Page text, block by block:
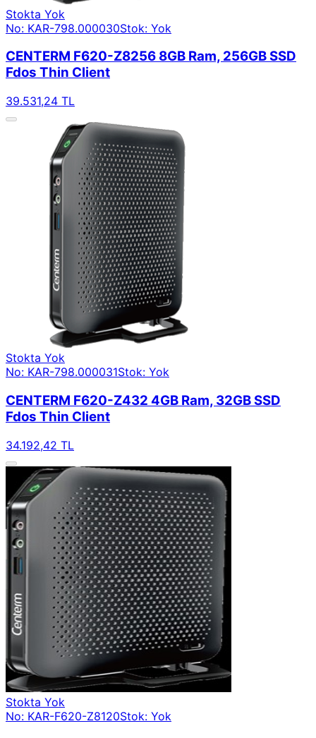
Stokta Yok
No: KAR-798.000030Stok: Yok
CENTERM F620-Z8256 8GB Ram, 256GB SSD
Fdos Thin Client
39.531,24 TL
Stokta Yok
No: KAR-798.000031Stok: Yok
CENTERM F620-Z432 4GB Ram, 32GB SSD
Fdos Thin Client
34.192,42 TL
Stokta Yok
No: KAR-F620-Z8120Stok: Yok